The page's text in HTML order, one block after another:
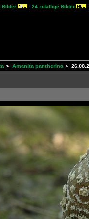
Bilder - 24 zufällige Bilder
Amanita pantherina